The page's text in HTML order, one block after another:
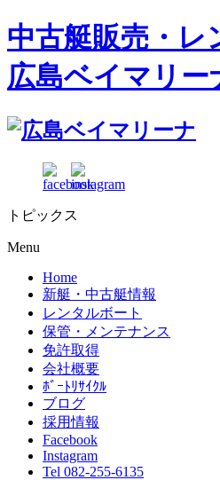
中古艇販売・レ
広島ベイマリー
トピックス
Menu
Home
新艇・中古艇情報
レンタルボート
保管・メンテナンス
免許取得
会社概要
ﾎﾞｰﾄﾘｻｲｸﾙ
ブログ
採用情報
Facebook
Instagram
Tel 082-255-6135